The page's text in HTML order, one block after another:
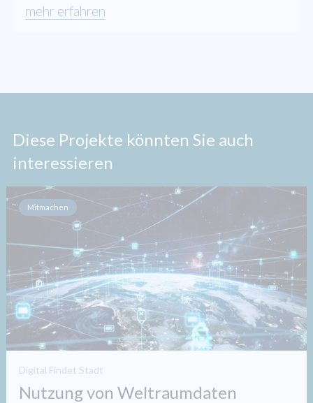
mehr erfahren
Diese Projekte könnten Sie auch
interessieren
Mitmachen
Digital Findet Stadt
Nutzung von Weltraumdaten